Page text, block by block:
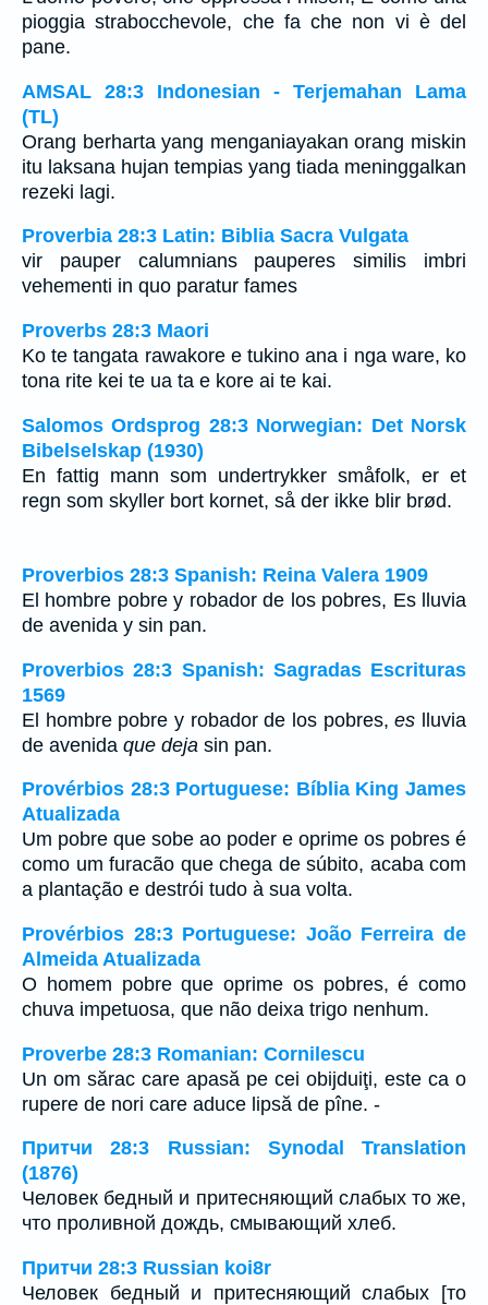
pioggia strabocchevole, che fa che non vi è del
pane.
AMSAL 28:3 Indonesian - Terjemahan Lama
(TL)
Orang berharta yang menganiayakan orang miskin
itu laksana hujan tempias yang tiada meninggalkan
rezeki lagi.
Proverbia 28:3 Latin: Biblia Sacra Vulgata
vir pauper calumnians pauperes similis imbri
vehementi in quo paratur fames
Proverbs 28:3 Maori
Ko te tangata rawakore e tukino ana i nga ware, ko
tona rite kei te ua ta e kore ai te kai.
Salomos Ordsprog 28:3 Norwegian: Det Norsk
Bibelselskap (1930)
En fattig mann som undertrykker småfolk, er et
regn som skyller bort kornet, så der ikke blir brød.
Proverbios 28:3 Spanish: Reina Valera 1909
El hombre pobre y robador de los pobres, Es lluvia
de avenida y sin pan.
Proverbios 28:3 Spanish: Sagradas Escrituras
1569
El hombre pobre y robador de los pobres,es lluvia
de avenida que deja sin pan.
Provérbios 28:3 Portuguese: Bíblia King James
Atualizada
Um pobre que sobe ao poder e oprime os pobres é
como um furacão que chega de súbito, acaba com
a plantação e destrói tudo à sua volta.
Provérbios 28:3 Portuguese: João Ferreira de
Almeida Atualizada
O homem pobre que oprime os pobres, é como
chuva impetuosa, que não deixa trigo nenhum.
Proverbe 28:3 Romanian: Cornilescu
Un om sărac care apasă pe cei obijduiţi, este ca o
rupere de nori care aduce lipsă de pîne. -
Притчи 28:3 Russian: Synodal Translation
(1876)
Человек бедный и притесняющий слабых то же,
что проливной дождь, смывающий хлеб.
Притчи 28:3 Russian koi8r
Человек бедный и притесняющий слабых [то